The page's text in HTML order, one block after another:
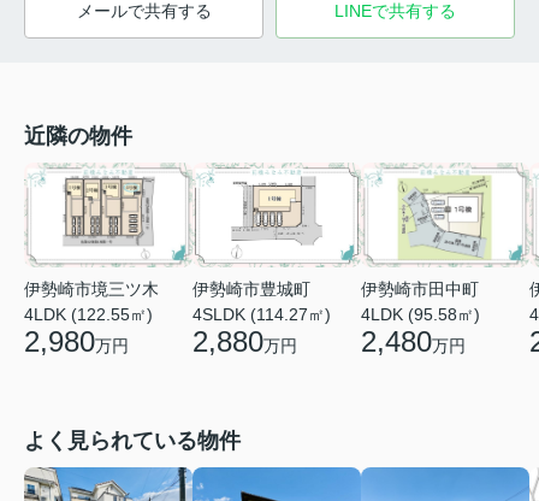
メールで共有する LINEで共有する
近隣の物件
伊勢崎市境三ツ木
4LDK (122.55㎡)
2,980万円
伊勢崎市豊城町
4SLDK (114.27㎡)
2,880万円
伊勢崎市田中町
4LDK (95.58㎡)
2,480万円
よく見られている物件